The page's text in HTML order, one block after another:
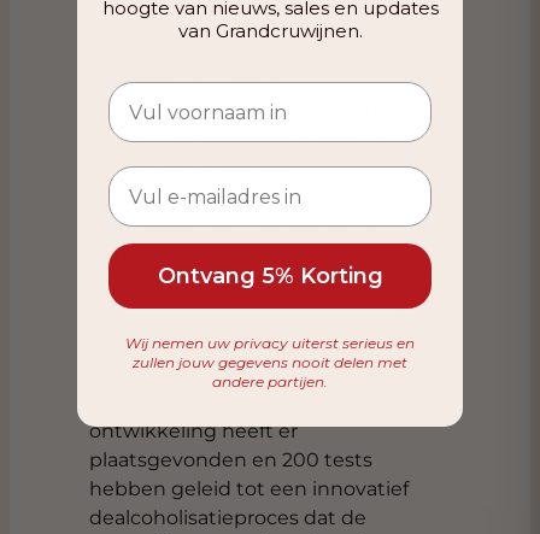
alcoholvrije 'champagne' en wordt
ingrediënten. Het is:
- 100% biologisch en veganistisch
- Geen toegevoegde suikers of
kunstmatige aroma’s
- Gemaakt met gedealcoholiseerde
biologische wijn, druivensap en
natuurlijke extracten
- Traditionele wijnfermentatie in
eikenhouten vate welke voor het
eerst toegepast in de productie van
alcoholvrije wijn
ontwikkeling heeft er
plaatsgevonden en 200 tests
hebben geleid tot een innovatief
dealcoholisatieproces dat de
hoogte van nieuws, sales en updates
van Grandcruwijnen.
Ontvang 5% Korting
Wij nemen uw privacy uiterst serieus en
zullen jouw gegevens nooit delen met
andere partijen.